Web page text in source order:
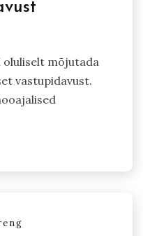
oluliselt mõjutada
vastupidavust.